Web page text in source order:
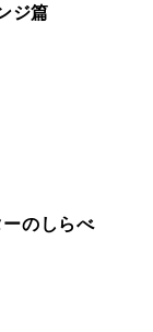
ジ篇
のしらべ